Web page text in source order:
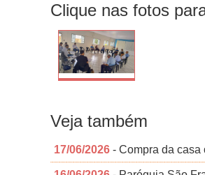
Clique nas fotos
Veja também
17/06/2026 - Compra da casa